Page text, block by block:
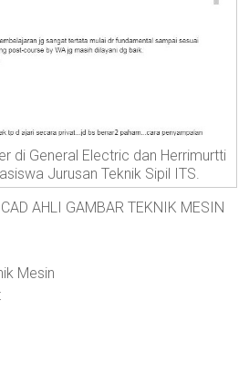
di General Electric dan Herrimurtti
Jurusan Teknik Sipil ITS.
AHLI GAMBAR TEKNIK MESIN
Mesin